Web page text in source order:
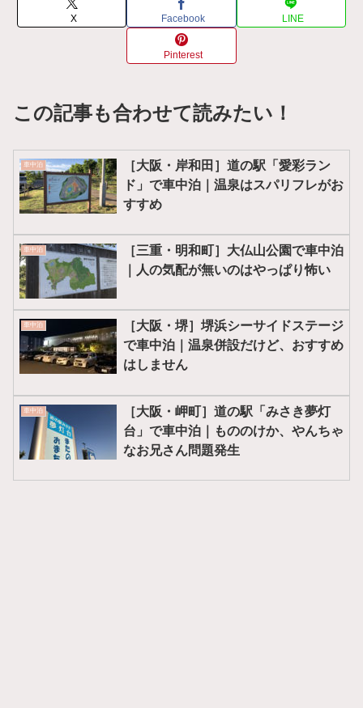
X Facebook LINE
Pinterest
この記事も合わせて読みたい！
車中泊
［大阪・岸和田］道の駅「愛彩ラン
ド」で車中泊｜温泉はスパリフレがお
すすめ
車中泊
［三重・明和町］大仏山公園で車中泊
｜人の気配が無いのはやっぱり怖い
車中泊
［大阪・堺］堺浜シーサイドステージ
で車中泊｜温泉併設だけど、おすすめ
はしません
車中泊
［大阪・岬町］道の駅「みさき夢灯
台」で車中泊｜もののけか、やんちゃ
なお兄さん問題発生